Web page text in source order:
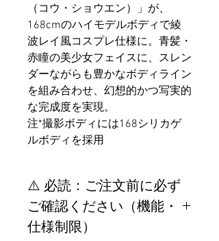
（コウ・ショウエン）」が、
168cmのハイモデルボディで綾
波レイ風コスプレ仕様に。青髪・
赤瞳の美少女フェイスに、スレン
ダーながらも豊かなボディライン
を組み合わせ、幻想的かつ写実的
な完成度を実現。
注*撮影ボディには168シリカゲ
ルボディを採用
⚠️ 必読：ご注文前に必ず
ご確認ください（機能・
仕様制限）